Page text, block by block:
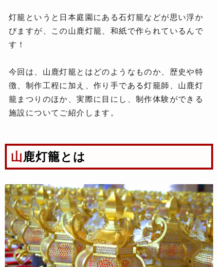
灯籠というと日本庭園にある石灯籠などが思い浮か
びますが、この山鹿灯籠、和紙で作られているんで
す！
今回は、山鹿灯籠とはどのようなものか、歴史や特
徴、制作工程に加え、作り手である灯籠師、山鹿灯
籠まつりのほか、実際に目にし、制作体験ができる
施設についてご紹介します。
山鹿灯籠とは